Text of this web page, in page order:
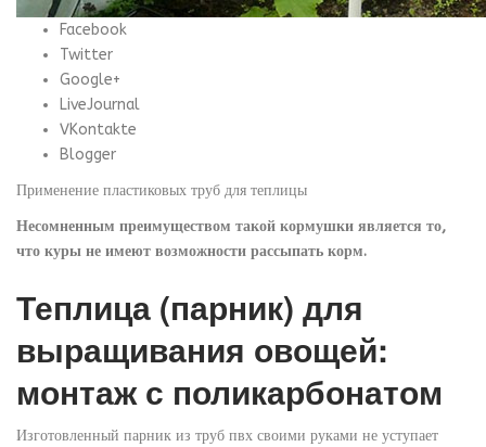
Facebook
Twitter
Google+
LiveJournal
VKontakte
Blogger
Применение пластиковых труб для теплицы
Несомненным преимуществом такой кормушки является то,
что куры не имеют возможности рассыпать корм.
Теплица (парник) для
выращивания овощей:
монтаж с поликарбонатом
Изготовленный парник из труб пвх своими руками не уступает